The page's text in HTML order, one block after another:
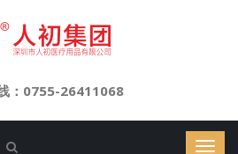
：0755-26411068